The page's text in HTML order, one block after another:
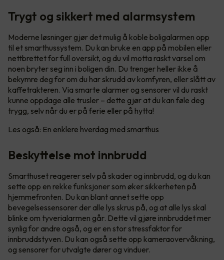
Trygt og sikkert med alarmsystem
Moderne løsninger gjør det mulig å koble boligalarmen opp
til et smarthussystem. Du kan bruke en app på mobilen eller
nettbrettet for full oversikt, og du vil motta raskt varsel om
noen bryter seg inn i boligen din. Du trenger heller ikke å
bekymre deg for om du har skrudd av komfyren, eller slått av
kaffetrakteren. Via smarte alarmer og sensorer vil du raskt
kunne oppdage alle trusler – dette gjør at du kan føle deg
trygg, selv når du er på ferie eller på hytta!
Les også: En enklere hverdag med smarthus
Beskyttelse mot innbrudd
Smarthuset reagerer selv på skader og innbrudd, og du kan
sette opp en rekke funksjoner som øker sikkerheten på
hjemmefronten. Du kan blant annet sette opp
bevegelsessensorer der alle lys skrus på, og at alle lys skal
blinke om tyverialarmen går. Dette vil gjøre innbruddet mer
synlig for andre også, og er en stor stressfaktor for
innbruddstyven. Du kan også sette opp kameraovervåkning,
og sensorer for utvalgte dører og vinduer.